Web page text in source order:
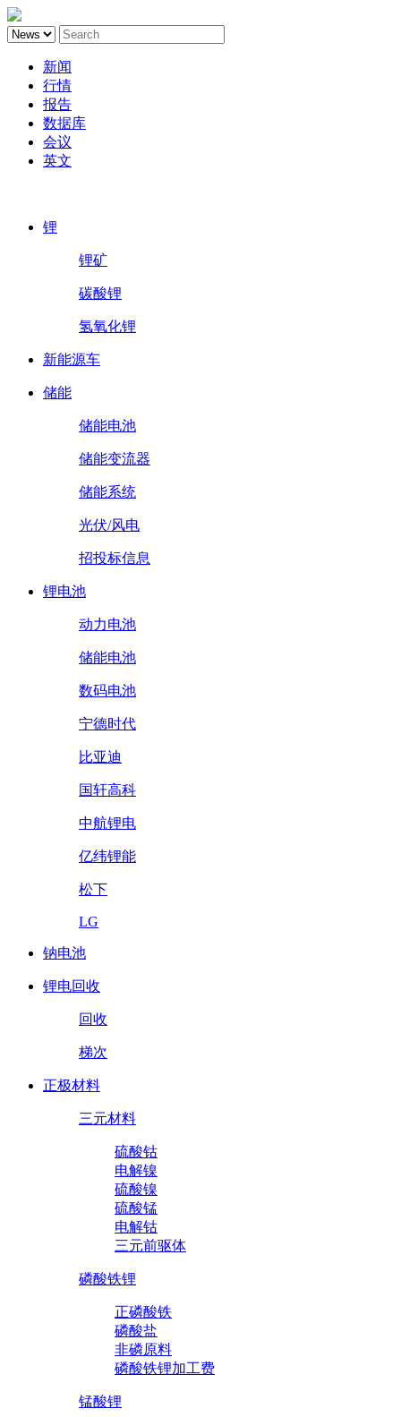
新闻
行情
报告
数据库
会议
英文
锂
锂矿
碳酸锂
氢氧化锂
新能源车
储能
储能电池
储能变流器
储能系统
光伏/风电
招投标信息
锂电池
动力电池
储能电池
数码电池
宁德时代
比亚迪
国轩高科
中航锂电
亿纬锂能
松下
LG
钠电池
锂电回收
回收
梯次
正极材料
三元材料
硫酸钴
电解镍
硫酸镍
硫酸锰
电解钴
三元前驱体
磷酸铁锂
正磷酸铁
磷酸盐
非磷原料
磷酸铁锂加工费
锰酸锂